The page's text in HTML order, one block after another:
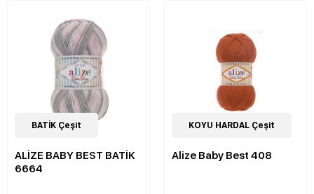
22Çeşit
BATİK Çeşit
ALİZE BABY BEST BATİK
6664
63Çeşit
KOYU HARDAL Çeşit
Alize Baby Best 408